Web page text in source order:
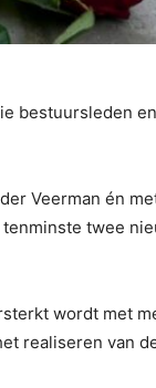
bestuursleden
Veerman én
twee
wordt met
realiseren van